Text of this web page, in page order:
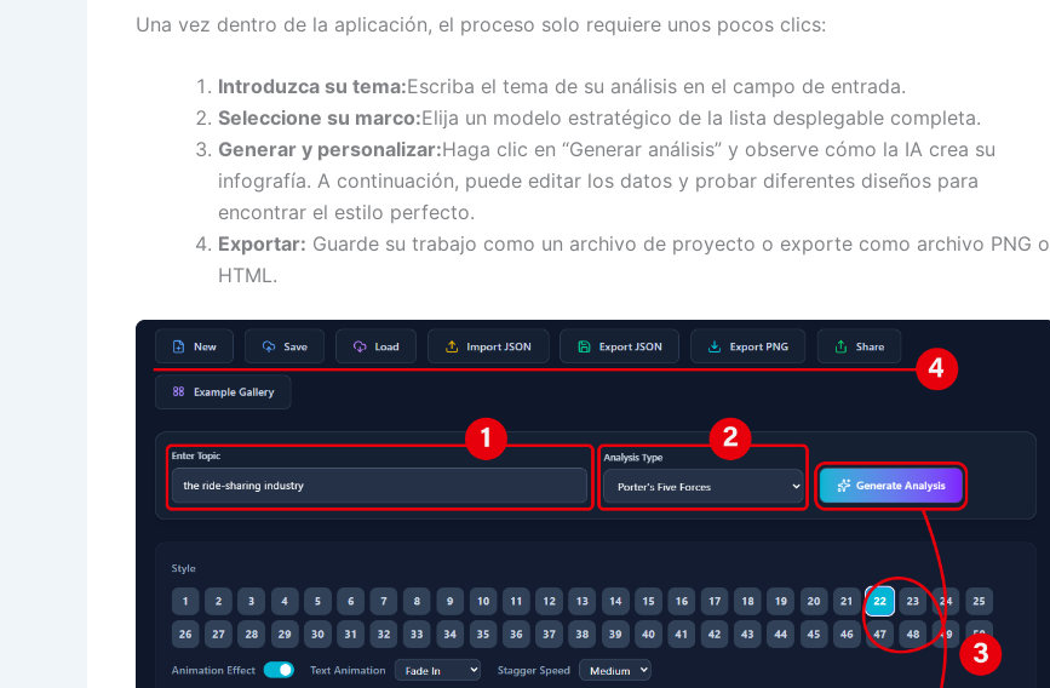
Una vez dentro de la aplicación, el proceso solo requiere unos pocos clics:
Introduzca su tema:Escriba el tema de su análisis en el campo de entrada.
Seleccione su marco:Elija un modelo estratégico de la lista desplegable completa.
Generar y personalizar:Haga clic en “Generar análisis” y observe cómo la IA crea su
infografía. A continuación, puede editar los datos y probar diferentes diseños para
encontrar el estilo perfecto.
Exportar: Guarde su trabajo como un archivo de proyecto o exporte como archivo PNG o
HTML.